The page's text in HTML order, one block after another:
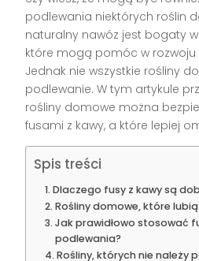
podlewania niektórych roślin
naturalny nawóz jest bogaty w
które mogą pomóc w rozwoju
Jednak nie wszystkie rośliny
podlewanie. W tym artykule
rośliny domowe można
fusami z kawy, a które lepiej
Spis treści
Dlaczego fusy z kawy są
Rośliny domowe, które
Jak prawidłowo stosować
podlewania?
Rośliny, których nie należy